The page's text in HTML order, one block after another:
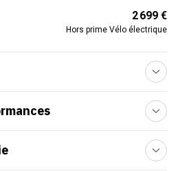
2 699 €
Hors prime Vélo électrique